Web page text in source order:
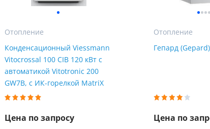
для систем аэрации Фильтры тонкой
Отопление
Конденсационный Viessmann
Vitocrossal 100 CIB 120 кВт с
автоматикой Vitotronic 200
GW7B, с ИК-горелкой MatriX
Цена по запросу
Отопление
Гепард
Цена по